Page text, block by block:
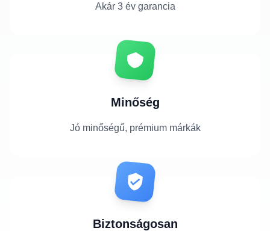
Akár 3 év garancia
Minőség
Jó minőségű, prémium márkák
Biztonságosan